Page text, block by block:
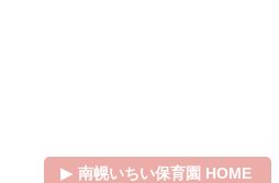
南幌いちい保育園 HOME